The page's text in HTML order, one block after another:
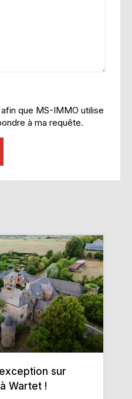
que MS-IMMO utilise
à ma requête.
sur
Wartet !